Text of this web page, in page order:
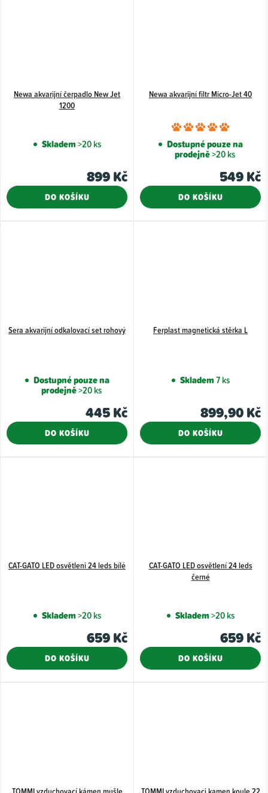
Newa akvarijní čerpadlo New Jet
1200
Skladem>20 ks
899 Kč
DO KOŠÍKU
Newa akvarijní filtr Micro-Jet 40
je
5,0
Dostupné pouze na
prodejně>20 ks
549 Kč
DO KOŠÍKU
Sera akvarijní odkalovací set rohový
Dostupné pouze na
prodejně>20 ks
445 Kč
DO KOŠÍKU
Ferplast magnetická stěrka L
Skladem7 ks
899,90 Kč
DO KOŠÍKU
CAT-GATO LED osvětleni 24 leds bílé
Skladem>20 ks
659 Kč
DO KOŠÍKU
CAT-GATO LED osvětlení 24 leds
černé
Skladem>20 ks
659 Kč
DO KOŠÍKU